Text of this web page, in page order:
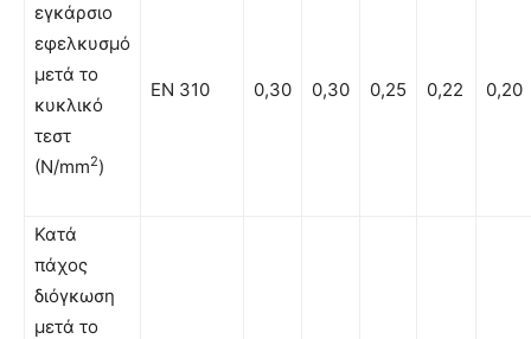
εγκάρσιο
εφελκυσμό
μετά το
κυκλικό
τεστ
(N/mm2)
EN 310 0,30 0,30 0,25 0,22 0,20
Κατά
πάχος
διόγκωση
μετά το